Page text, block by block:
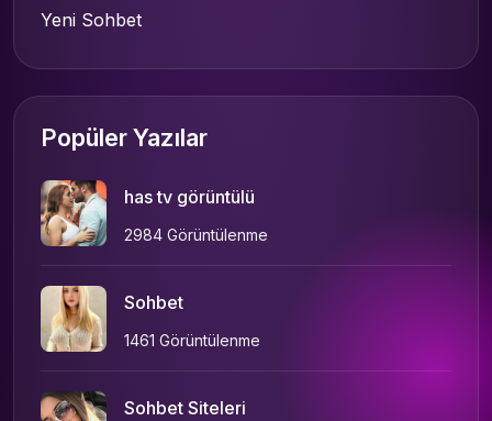
Yeni Sohbet
Popüler Yazılar
has tv görüntülü
2984 Görüntülenme
Sohbet
1461 Görüntülenme
Sohbet Siteleri